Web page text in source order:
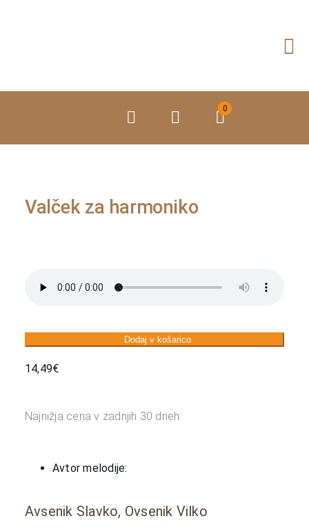
0
Valček za harmoniko
Dodaj v košarico
14,49€
Najnižja cena v zadnjih 30 dneh:
Avtor melodije:
Avsenik Slavko, Ovsenik Vilko